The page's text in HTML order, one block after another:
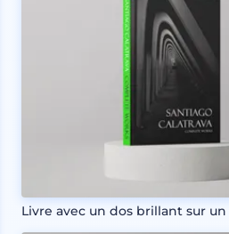
Livre avec un dos brillant sur